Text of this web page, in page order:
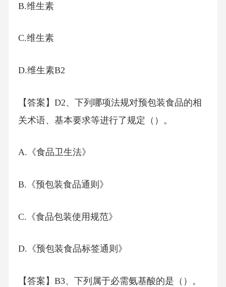
B.维生素
C.维生素
D.维生素B2
【答案】D2、下列哪项法规对预包装食品的相
关术语、基本要求等进行了规定（）。
A.《食品卫生法》
B.《预包装食品通则》
C.《食品包装使用规范》
D.《预包装食品标签通则》
【答案】B3、下列属于必需氨基酸的是（）。